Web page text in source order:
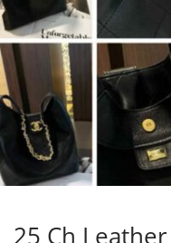
25 Ch